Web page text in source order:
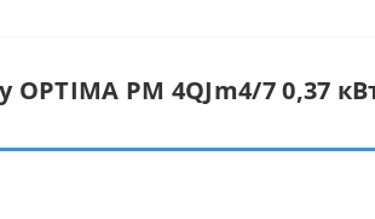
PM 4QJm4/7 0,37